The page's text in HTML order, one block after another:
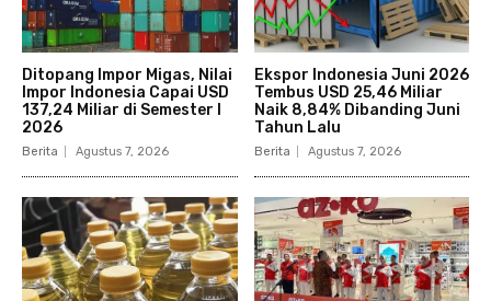
Ditopang Impor Migas, Nilai
Impor Indonesia Capai USD
137,24 Miliar di Semester I
2026
Berita Agustus 7, 2026
Ekspor Indonesia Juni 2026
Tembus USD 25,46 Miliar
Naik 8,84% Dibanding Juni
Tahun Lalu
Berita Agustus 7, 2026